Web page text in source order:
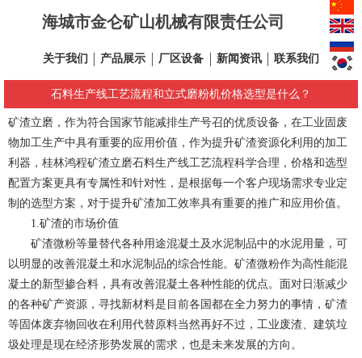
海城市金仑矿山机械有限责任公司
关于我们 产品展示 厂区设备 新闻资讯 联系我们
石料生产线工艺流程和立式磨粉机价格选型是什么？
矿渣立磨，作为符合国家节能减排生产号召的优质设备，在工业固废
物加工生产中具有重要的应用价值，作为提升矿渣资源化利用的加工
利器，桂林鸿程矿渣立磨石料生产线工艺流程科学合理，价格和选型
配置方案更具有专属性和针对性，是根据每一个客户现场需求专业定
制的选型方案，对于提升矿渣加工效率具有重要的推广和应用价值。
1.矿渣的市场价值
矿渣微粉等量替代各种用途混凝土及水泥制品中的水泥用量，可
以明显的改善混凝土和水泥制品的综合性能。矿渣微粉作为高性能混
凝土的新型掺合料，具有改善混凝土各种性能的优点。面对日渐减少
的各种矿产资源，寻找新材料是目前各国都在全力努力的事情，矿渣
等固体废弃物回收在利用代替原料当然再好不过，工业废渣、建筑垃
圾处理是现在经济形势发展的需求，也是未来发展的方向。